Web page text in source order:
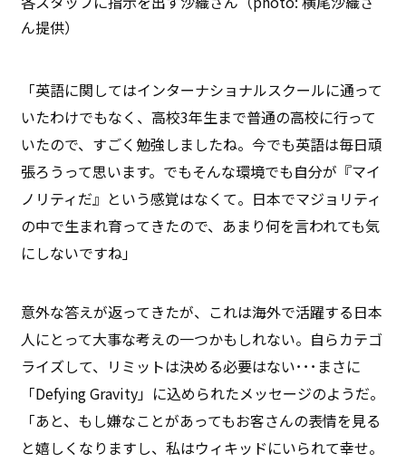
ん提供）
「英語に関してはインターナショナルスクールに通って
いたわけでもなく、高校3年生まで普通の高校に行って
いたので、すごく勉強しましたね。今でも英語は毎日頑
張ろうって思います。でもそんな環境でも自分が『マイ
ノリティだ』という感覚はなくて。日本でマジョリティ
の中で生まれ育ってきたので、あまり何を言われても気
にしないですね」
意外な答えが返ってきたが、これは海外で活躍する日本
人にとって大事な考えの一つかもしれない。自らカテゴ
ライズして、リミットは決める必要はない･･･まさに
「Defying Gravity」に込められたメッセージのようだ。
「あと、もし嫌なことがあってもお客さんの表情を見る
と嬉しくなりますし、私はウィキッドにいられて幸せ。